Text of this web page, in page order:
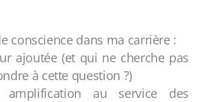
conscience dans ma carrière :
ajoutée (et qui ne cherche pas
à cette question ?)
au service des